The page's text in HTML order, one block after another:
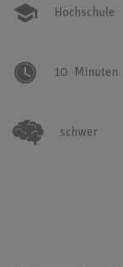
Hochschule
10 Minuten
schwer